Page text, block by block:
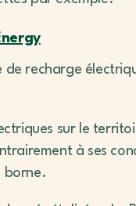
recharge
sur le
à ses
borne.